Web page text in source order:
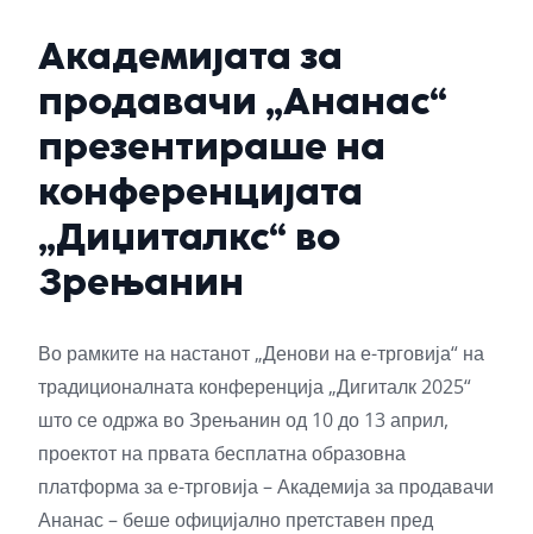
Академијата за
продавачи „Ананас“
презентираше на
конференцијата
„Диџиталкс“ во
Зрењанин
Во рамките на настанот „Денови на е-трговија“ на
традиционалната конференција „Дигиталк 2025“
што се одржа во Зрењанин од 10 до 13 април,
проектот на првата бесплатна образовна
платформа за е-трговија – Академија за продавачи
Ананас – беше официјално претставен пред